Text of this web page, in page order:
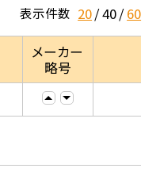
表示件数 20 40 60
メーカー
略号